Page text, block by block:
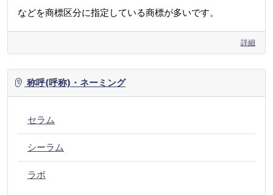
などを商標区分に指定している商標が多いです。
詳細
称呼(呼称)・ネーミング
セラム
シーラム
ラボ